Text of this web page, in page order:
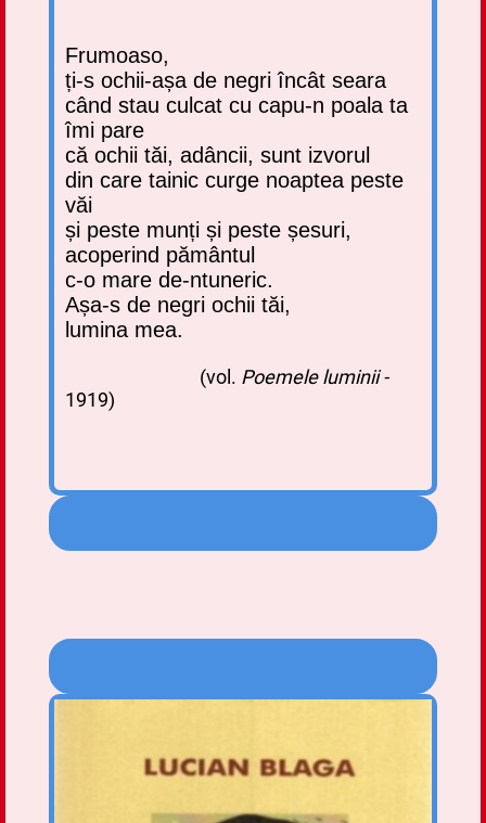
Frumoaso,
ți-s ochii-așa de negri încât seara
când stau culcat cu capu-n poala ta
îmi pare
că ochii tăi, adâncii, sunt izvorul
din care tainic curge noaptea peste
văi
și peste munți și peste șesuri,
acoperind pământul
c-o mare de-ntuneric.
Așa-s de negri ochii tăi,
lumina mea.
(vol. Poemele luminii -
1919)